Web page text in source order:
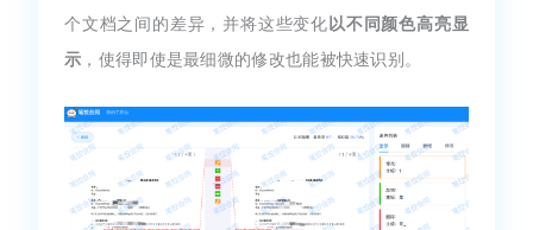
个文档之间的差异，并将这些变化 以不同颜色高亮显
示 ，使得即使是最细微的修改也能被快速识别。